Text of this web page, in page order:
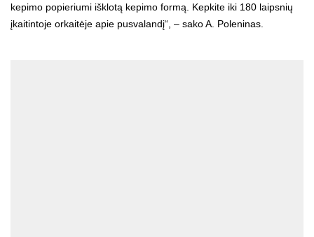
kepimo popieriumi išklotą kepimo formą. Kepkite iki 180 laipsnių
įkaitintoje orkaitėje apie pusvalandį“, – sako A. Poleninas.